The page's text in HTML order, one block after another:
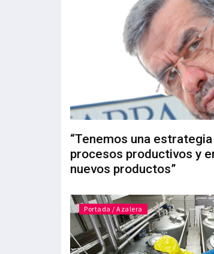
“Tenemos una
procesos productivos y
nuevos productos”
Portada / Azalera